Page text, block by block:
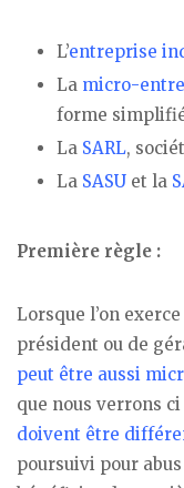
L’entreprise
La micro-
forme
La SARL,
La SASU et la
Première règle :
Lorsque l’on
président ou de
peut être aussi
que nous verrons
doivent être
poursuivi pour